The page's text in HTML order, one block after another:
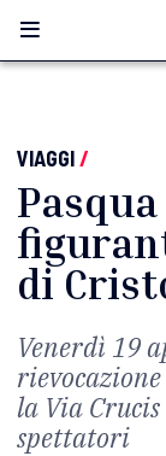
VIAGGI/
di
Venerdì 19
la Via
spettatori